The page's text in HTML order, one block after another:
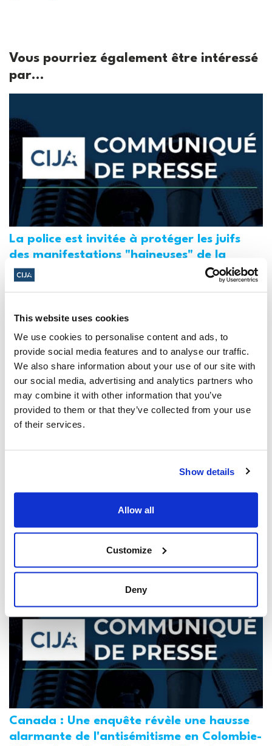
This website uses cookies
We use cookies to personalise content and ads, to
provide social media features and to analyse our traffic.
We also share information about your use of our site with
our social media, advertising and analytics partners who
may combine it with other information that you’ve
provided to them or that they’ve collected from your use
of their services.
Show details
Allow all
Customize
Deny
Vous pourriez également être intéressé
par...
La police est invitée à protéger les juifs
des manifestations "haineuses" de la
Journée Al-Qods au Canada (National
Les dirigeants juifs réagissent à la
Toronto accusé de multiples agressions
(The Canadian Jewish News)
Canada : Une enquête révèle une hausse
alarmante de l'antisémitisme en Colombie-